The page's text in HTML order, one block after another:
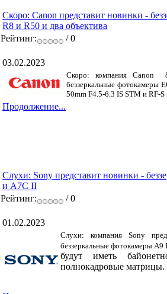
Скоро: Canon представит новинки -
R8 и R50 и два объектива
Рейтинг:
/ 0
03.02.2023
Скоро: компания Canon
беззеркальные фотокамеры
50mm F4.5-6.3 IS STM и RF-
Продолжение...
Слухи: Sony представит новинки -
и A7C II
Рейтинг:
/ 0
01.02.2023
Слухи: компания Sony
беззеркальные фотокамеры A9
будут иметь
полнокадровые матрицы.